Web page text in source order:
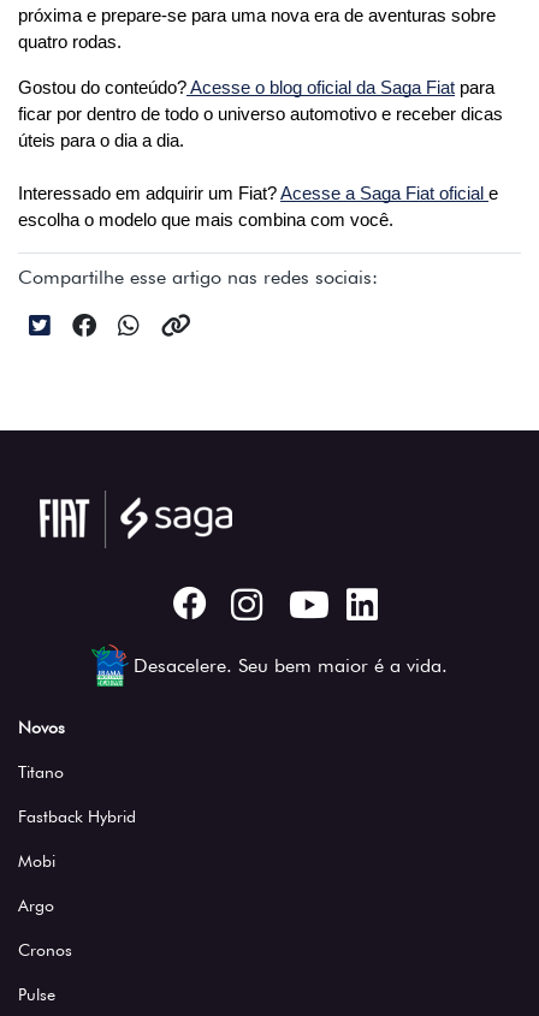
próxima e prepare-se para uma nova era de aventuras sobre
quatro rodas.
Gostou do conteúdo? Acesse o blog oficial da Saga Fiat para
ficar por dentro de todo o universo automotivo e receber dicas
úteis para o dia a dia.
Interessado em adquirir um Fiat? Acesse a Saga Fiat oficial e
escolha o modelo que mais combina com você.
Compartilhe esse artigo nas redes sociais:
Desacelere. Seu bem maior é a vida.
Novos
Titano
Fastback Hybrid
Mobi
Argo
Cronos
Pulse